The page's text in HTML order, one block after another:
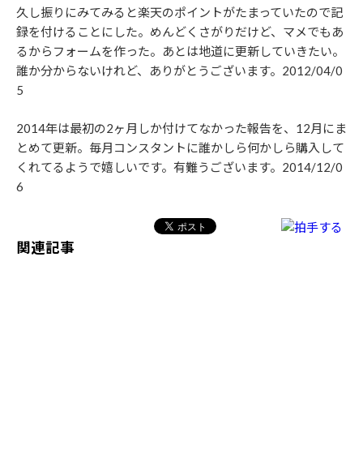
久し振りにみてみると楽天のポイントがたまっていたので記
録を付けることにした。めんどくさがりだけど、マメでもあ
るからフォームを作った。あとは地道に更新していきたい。
誰か分からないけれど、ありがとうございます。2012/04/0
5
2014年は最初の2ヶ月しか付けてなかった報告を、12月にま
とめて更新。毎月コンスタントに誰かしら何かしら購入して
くれてるようで嬉しいです。有難うございます。2014/12/0
6
関連記事